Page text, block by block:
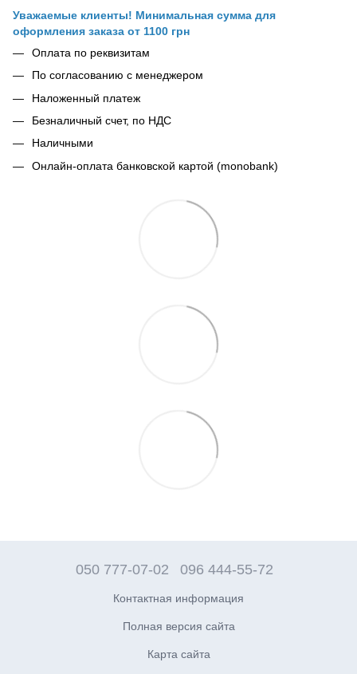
Уважаемые клиенты! Минимальная сумма для
оформления заказа от 1100 грн
Оплата по реквизитам
По согласованию с менеджером
Наложенный платеж
Безналичный счет, по НДС
Наличными
Онлайн-оплата банковской картой (monobank)
050 777-07-02 096 444-55-72
Контактная информация
Полная версия сайта
Карта сайта